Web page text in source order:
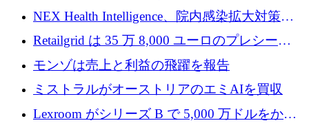
ラットフォームを拡大するために 1,740 万ド
NEX Health Intelligence、院内感染拡大対策に
100万ユーロを確保
Retailgrid は 35 万 8,000 ユーロのプレシード
ラウンドで小売業のスプレッドシートをター
ゲットにしています
モンゾは売上と利益の飛躍を報告
ミストラルがオーストリアのエミAIを買収
Lexroom がシリーズ B で 5,000 万ドルをかけ